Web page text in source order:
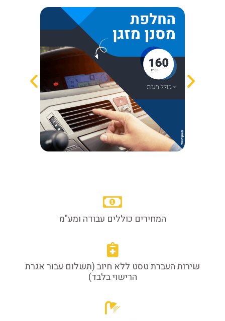
המחירים כוללים עבודה ומע"מ
שירות העברת טסט ללא חיוב (תשלום עבור אגרת
הרישוי בלבד)